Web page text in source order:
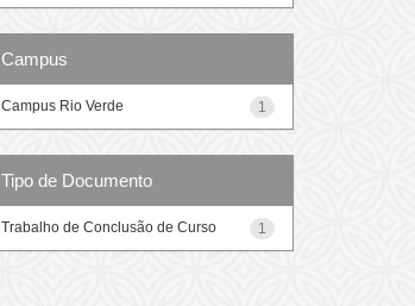
Campus
1
Campus Rio Verde
Tipo de Documento
1
Trabalho de Conclusão de Curso